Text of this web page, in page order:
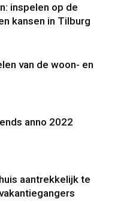
inspelen op de
kansen in Tilburg
van de woon- en
anno 2022
aantrekkelijk te